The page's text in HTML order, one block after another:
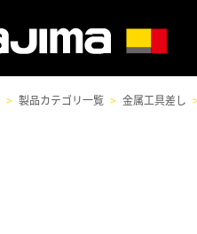
製品カテゴリ一覧 金属工具差し